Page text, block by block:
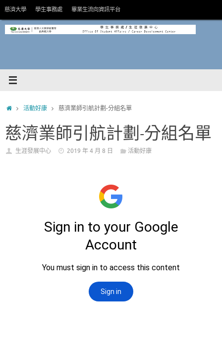
Skip
content
慈濟大學 學生事務處 畢業生流向資訊平台
HOME活動好康 慈濟業師引航計劃-分組名單
慈濟業師引航計劃-分組名單
生涯發展中心 2019 年 4 月 8 日 活動好康